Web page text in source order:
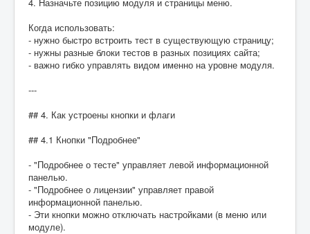
Когда использовать:
- нужно быстро встроить тест в существующую страницу;
- нужны разные блоки тестов в разных позициях сайта;
- важно гибко управлять видом именно на уровне модуля.
---
## 4. Как устроены кнопки и флаги
## 4.1 Кнопки "Подробнее"
- "Подробнее о тесте" управляет левой информационной
панелью.
- "Подробнее о лицензии" управляет правой
информационной панелью.
- Эти кнопки можно отключать настройками (в меню или
модуле).